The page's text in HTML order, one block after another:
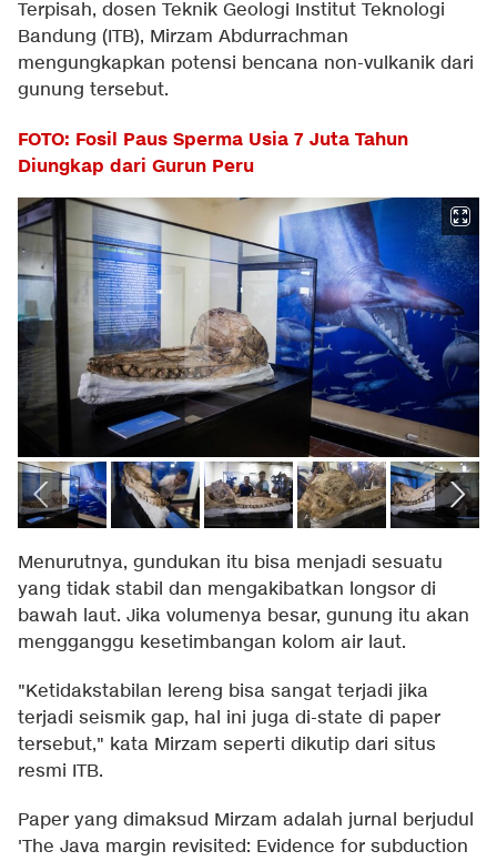
Terpisah, dosen Teknik Geologi Institut Teknologi
Bandung (ITB), Mirzam Abdurrachman
mengungkapkan potensi bencana non-vulkanik dari
gunung tersebut.
FOTO: Fosil Paus Sperma Usia 7 Juta Tahun
Diungkap dari Gurun Peru
Menurutnya, gundukan itu bisa menjadi sesuatu
yang tidak stabil dan mengakibatkan longsor di
bawah laut. Jika volumenya besar, gunung itu akan
mengganggu kesetimbangan kolom air laut.
"Ketidakstabilan lereng bisa sangat terjadi jika
terjadi seismik gap, hal ini juga di-state di paper
tersebut," kata Mirzam seperti dikutip dari situs
resmi ITB.
Paper yang dimaksud Mirzam adalah jurnal berjudul
'The Java margin revisited: Evidence for subduction